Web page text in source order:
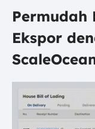
Permudah
Ekspor